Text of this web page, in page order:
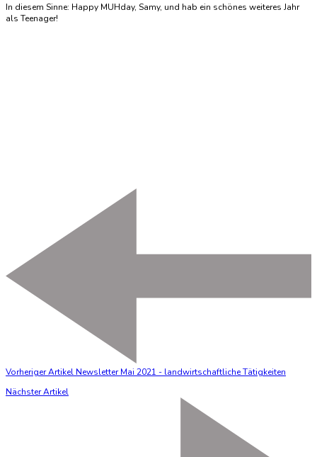
In diesem Sinne: Happy MUHday, Samy, und hab ein schönes weiteres Jahr
als Teenager!
Vorheriger Artikel Newsletter Mai 2021 - landwirtschaftliche Tätigkeiten
Nächster Artikel